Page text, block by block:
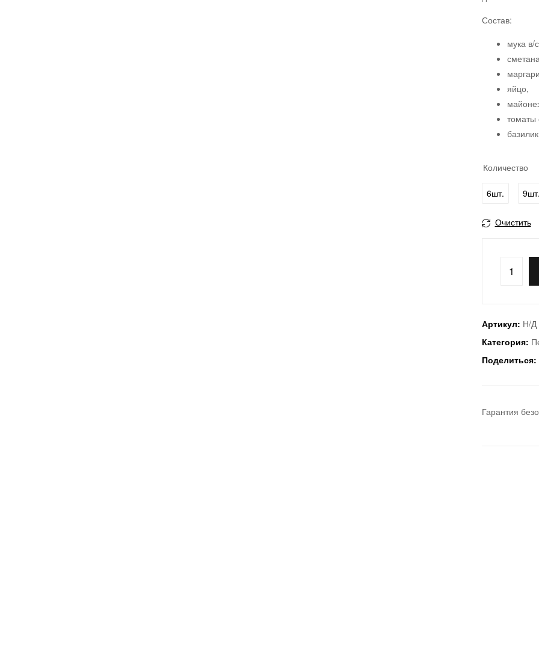
Состав:
мука в/
яйцо,
томаты
Количество
6шт.
Очистить
Артикул: Н/Д
Категория:
Поделиться:
Гарантия